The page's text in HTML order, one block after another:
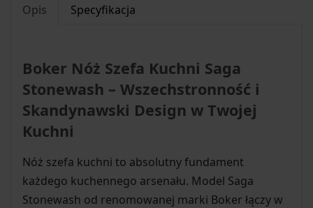
Opis Specyfikacja
Boker Nóż Szefa Kuchni Saga
Stonewash – Wszechstronność i
Skandynawski Design w Twojej
Kuchni
Nóż szefa kuchni to absolutny fundament
każdego kuchennego arsenału. Model Saga
Stonewash od renomowanej marki Boker łączy w